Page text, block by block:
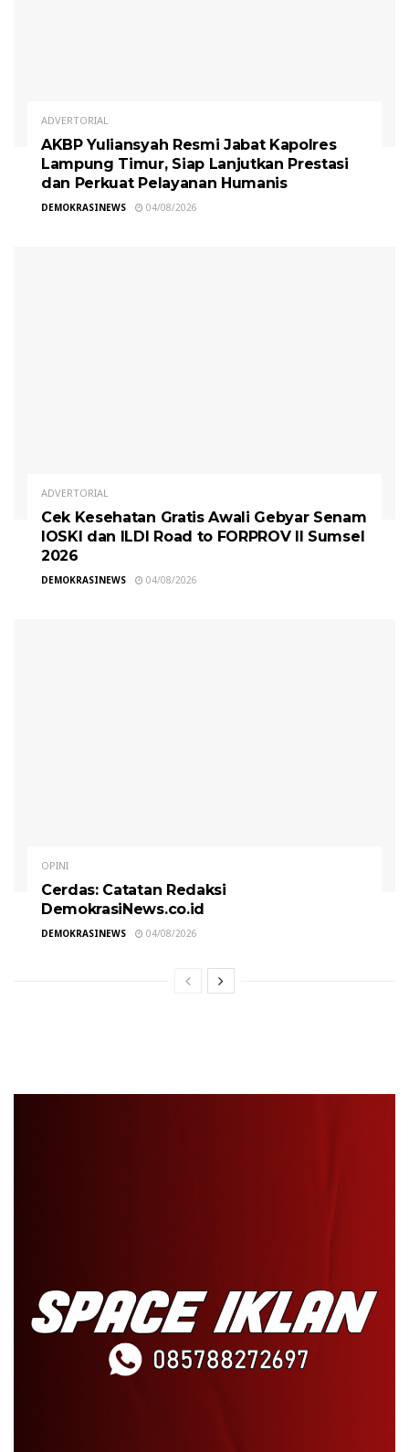
ADVERTORIAL
AKBP Yuliansyah Resmi Jabat Kapolres
Lampung Timur, Siap Lanjutkan Prestasi
dan Perkuat Pelayanan Humanis
DEMOKRASINEWS 04/08/2026
ADVERTORIAL
Cek Kesehatan Gratis Awali Gebyar Senam
IOSKI dan ILDI Road to FORPROV II Sumsel
2026
DEMOKRASINEWS 04/08/2026
OPINI
Cerdas: Catatan Redaksi
DemokrasiNews.co.id
DEMOKRASINEWS 04/08/2026